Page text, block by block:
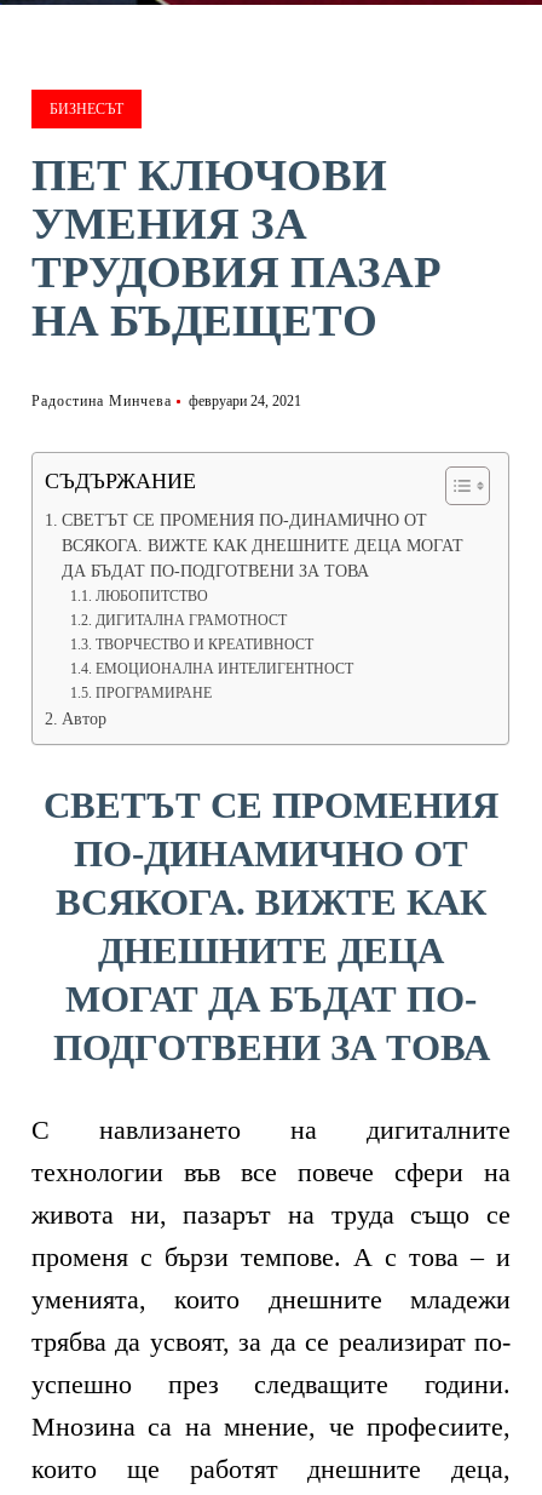
БИЗНЕСЪТ
ПЕТ КЛЮЧОВИ
УМЕНИЯ ЗА
ТРУДОВИЯ ПАЗАР
НА БЪДЕЩЕТО
Радостина Минчева февруари 24, 2021
СЪДЪРЖАНИЕ
СВЕТЪТ СЕ ПРОМЕНИЯ ПО-ДИНАМИЧНО ОТ
ВСЯКОГА. ВИЖТЕ КАК ДНЕШНИТЕ ДЕЦА МОГАТ
ДА БЪДАТ ПО-ПОДГОТВЕНИ ЗА ТОВА
ЛЮБОПИТСТВО
ДИГИТАЛНА ГРАМОТНОСТ
ТВОРЧЕСТВО И КРЕАТИВНОСТ
ЕМОЦИОНАЛНА ИНТЕЛИГЕНТНОСТ
ПРОГРАМИРАНЕ
Автор
СВЕТЪТ СЕ ПРОМЕНИЯ
ПО-ДИНАМИЧНО ОТ
ВСЯКОГА. ВИЖТЕ КАК
ДНЕШНИТЕ ДЕЦА
МОГАТ ДА БЪДАТ ПО-
ПОДГОТВЕНИ ЗА ТОВА
С навлизането на дигиталните
технологии във все повече сфери на
живота ни, пазарът на труда също се
променя с бързи темпове. А с това – и
уменията, които днешните младежи
трябва да усвоят, за да се реализират по-
успешно през следващите години.
Мнозина са на мнение, че професиите,
които ще работят днешните деца,